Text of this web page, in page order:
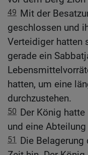
49 Mit der
geschlossen und
Verteidiger hatten
gerade ein
hatten, um eine
durchzustehen.
50 Der König
und eine
51 Die